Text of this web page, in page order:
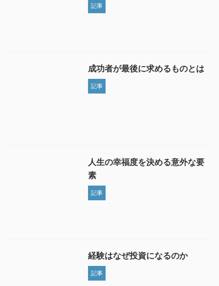
記事
成功者が最後に求めるものとは
記事
人生の幸福度を決める意外な要
素
記事
経験はなぜ投資になるのか
記事